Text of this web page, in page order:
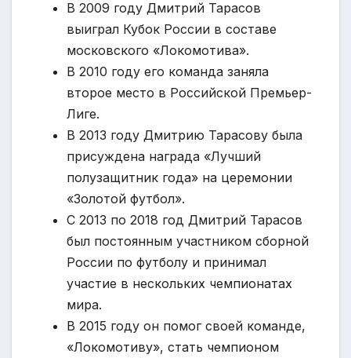
В 2009 году Дмитрий Тарасов
выиграл Кубок России в составе
московского «Локомотива».
В 2010 году его команда заняла
второе место в Российской Премьер-
Лиге.
В 2013 году Дмитрию Тарасову была
присуждена награда «Лучший
полузащитник года» на церемонии
«Золотой футбол».
С 2013 по 2018 год Дмитрий Тарасов
был постоянным участником сборной
России по футболу и принимал
участие в нескольких чемпионатах
мира.
В 2015 году он помог своей команде,
«Локомотиву», стать чемпионом